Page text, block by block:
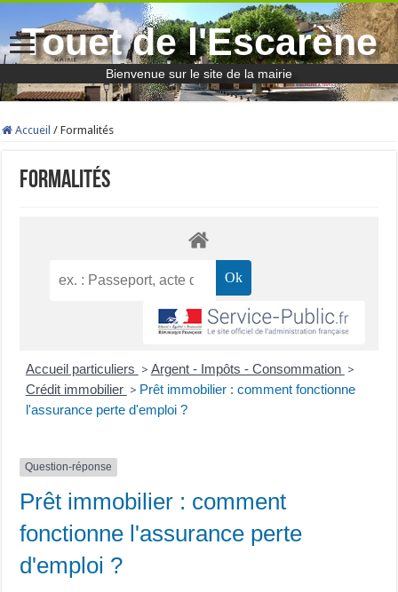
Touet de l'Escarène
Bienvenue sur le site de la mairie
Accueil / Formalités
Formalités
Accueil particuliers > Argent - Impôts - Consommation >
Crédit immobilier > Prêt immobilier : comment fonctionne
l'assurance perte d'emploi ?
Question-réponse
Prêt immobilier : comment
fonctionne l'assurance perte
d'emploi ?